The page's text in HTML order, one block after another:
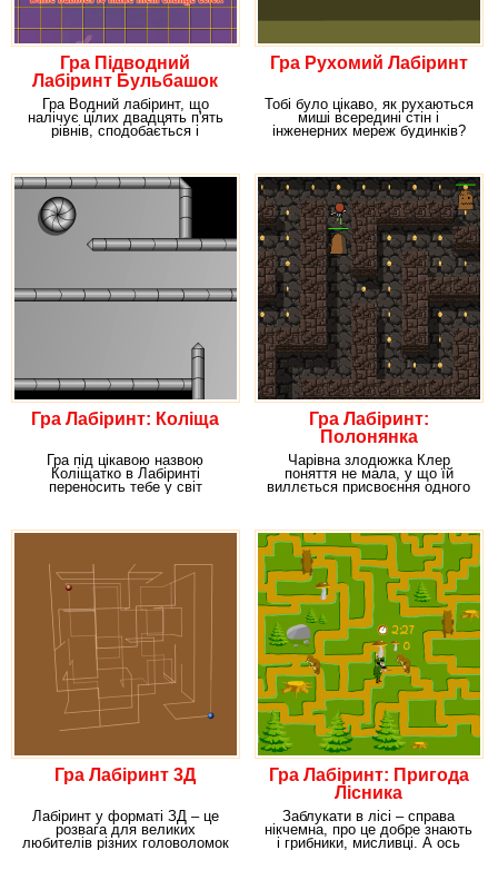
Гра Підводний
Лабіринт Бульбашок
Гра Водний лабіринт, що
налічує цілих двадцять п'ять
рівнів, сподобається і
Гра Рухомий Лабіринт
Тобі було цікаво, як рухаються
миші всередині стін і
інженерних мереж будинків?
Гра Лабіринт: Коліща
Гра під цікавою назвою
Коліщатко в Лабіринті
переносить тебе у світ
Гра Лабіринт:
Полонянка
Чарівна злодюжка Клер
поняття не мала, у що їй
виллється присвоєння одного
Гра Лабіринт 3Д
Лабіринт у форматі ЗД – це
розвага для великих
любителів різних головоломок
Гра Лабіринт: Пригода
Лісника
Заблукати в лісі – справа
нікчемна, про це добре знають
і грибники, мисливці. А ось